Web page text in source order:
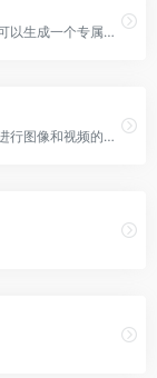
以下是修改后的内容： 在短短一分钟内，您可以生成一个专属于您自己的数字人。
RoboNeo是一款美图AI助手，它能够帮助你进行图像和视频的修饰，同时也支持设计和绘画。作为视觉领域的Copilot，RoboNeo为用户提供了强大的辅助功能。